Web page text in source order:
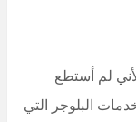
لم أستطع
البلوجر التي